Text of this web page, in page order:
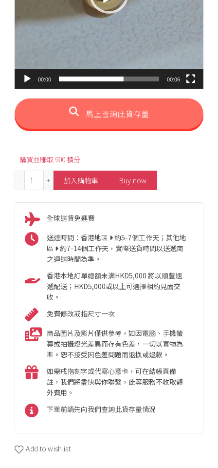
00:00 00:06
馬上查詢此貨存量
購買並賺取 900 積分!
18K Ball Gold Stud Earrings 數量
加入購物車 Buy now
全球送貨免運費
送達時間：香港地區
約5-7個工作天；其他地
區
約7-14個工作天，實際送貨時間以送遞商
之運送時間為準。
香港本地訂單總額未满HKD5,000 將以順豐速
遞配送；HKD5,000或以上可選擇相約見面交
收。
免費修改戒指尺寸一次
商品圖片及影片僅供參考，如因電腦、手機螢
幕或拍攝燈光差異而存有色差，一切以實物為
準。恕不接受因色差問題而退換或退款。
如需戒指刻字或代寫心意卡，可在結帳頁備
註，我們將盡快與你聯繫，此等服務不收取額
外費用。
下單前請先向我們查詢此貨存量情況
Add to wishlist